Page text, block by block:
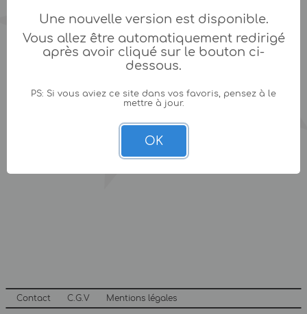
Contact C.G.V Mentions légales
Une nouvelle version est disponible.
Vous allez être automatiquement redirigé
après avoir cliqué sur le bouton ci-
dessous.
PS: Si vous aviez ce site dans vos favoris, pensez à le
mettre à jour.
OK